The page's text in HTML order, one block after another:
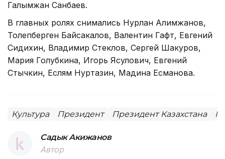
Галымжан Санбаев.
В главных ролях снимались Нурлан Алимжанов,
Толепберген Байсакалов, Валентин Гафт, Евгений
Сидихин, Владимир Стеклов, Сергей Шакуров,
Мария Голубкина, Игорь Ясулович, Евгений
Стычкин, Еслям Нуртазин, Мадина Есманова.
Культура Президент Президент Казахстана
Садык Акижанов
Автор